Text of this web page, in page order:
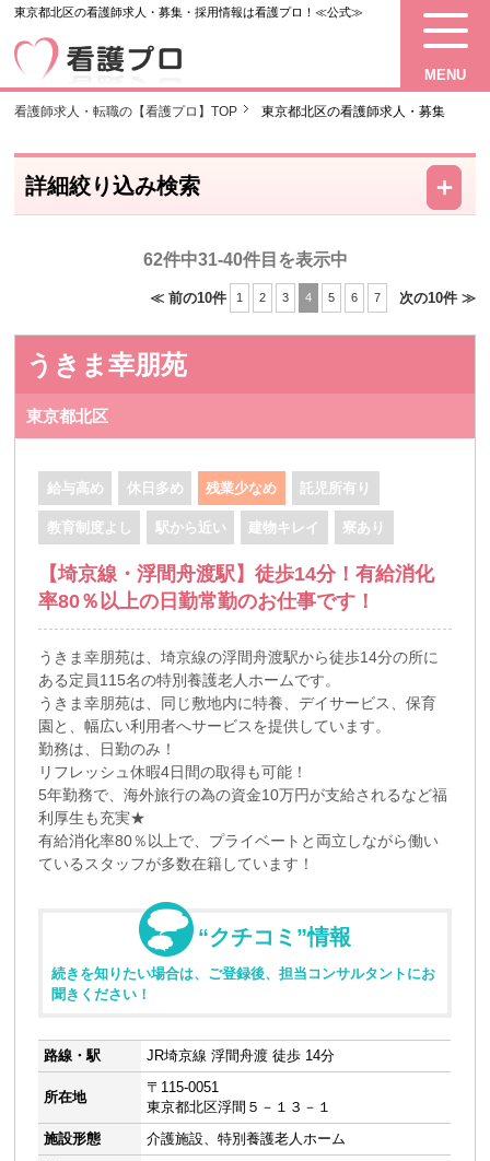
東京都北区の看護師求人・募集・採用情報は看護プロ！≪公式≫
MENU
看護師求人・転職の【看護プロ】TOP 東京都北区の看護師求人・募集
詳細絞り込み検索 －
＋
62件中31-40件目を表示中
≪ 前の10件 1 2 3 4 5 6 7 次の10件 ≫
うきま幸朋苑
東京都北区
給与高め 休日多め 残業少なめ 託児所有り
教育制度よし 駅から近い 建物キレイ 寮あり
【埼京線・浮間舟渡駅】徒歩14分！有給消化
率80％以上の日勤常勤のお仕事です！
うきま幸朋苑は、埼京線の浮間舟渡駅から徒歩14分の所に
ある定員115名の特別養護老人ホームです。
うきま幸朋苑は、同じ敷地内に特養、デイサービス、保育
園と、幅広い利用者へサービスを提供しています。
勤務は、日勤のみ！
リフレッシュ休暇4日間の取得も可能！
5年勤務で、海外旅行の為の資金10万円が支給されるなど福
利厚生も充実★
有給消化率80％以上で、プライベートと両立しながら働い
ているスタッフが多数在籍しています！
“クチコミ”情報
続きを知りたい場合は、ご登録後、担当コンサルタントにお
聞きください！
路線・駅 JR埼京線 浮間舟渡 徒歩 14分
所在地
〒115-0051
東京都北区浮間５－１３－１
施設形態
介護施設、特別養護老人ホーム